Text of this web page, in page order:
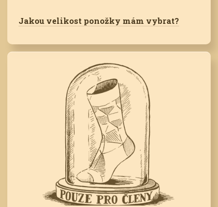
Jakou velikost ponožky mám vybrat?